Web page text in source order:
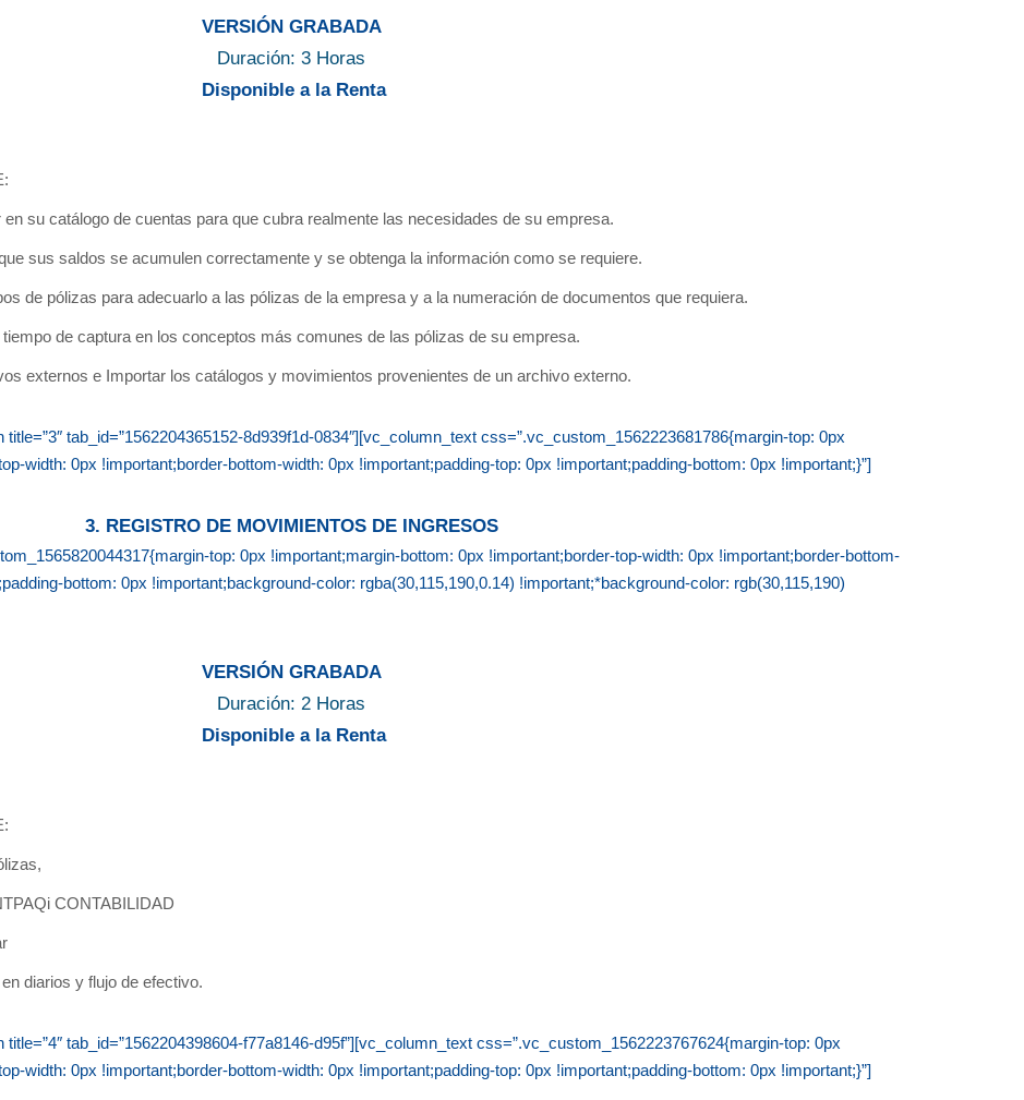
VERSIÓN GRABADA
Duración: 3 Horas
Disponible a la Renta
su catálogo de cuentas para que cubra realmente las necesidades de su empresa.
sus saldos se acumulen correctamente y se obtenga la información como se requiere.
de pólizas para adecuarlo a las pólizas de la empresa y a la numeración de documentos que requiera.
de captura en los conceptos más comunes de las pólizas de su empresa.
externos e Importar los catálogos y movimientos provenientes de un archivo externo.
tab_id=”1562204365152-8d939f1d-0834″][vc_column_text css=”.vc_custom_1562223681786{margin-top: 0px
width: 0px !important;border-bottom-width: 0px !important;padding-top: 0px !important;padding-bottom: 0px !important;}”]
3. REGISTRO DE MOVIMIENTOS DE INGRESOS
top: 0px !important;margin-bottom: 0px !important;border-top-width: 0px !important;border-bottom-
bottom: 0px !important;background-color: rgba(30,115,190,0.14) !important;*background-color: rgb(30,115,190)
VERSIÓN GRABADA
Duración: 2 Horas
Disponible a la Renta
CONTABILIDAD
diarios y flujo de efectivo.
tab_id=”1562204398604-f77a8146-d95f”][vc_column_text css=”.vc_custom_1562223767624{margin-top: 0px
width: 0px !important;border-bottom-width: 0px !important;padding-top: 0px !important;padding-bottom: 0px !important;}”]